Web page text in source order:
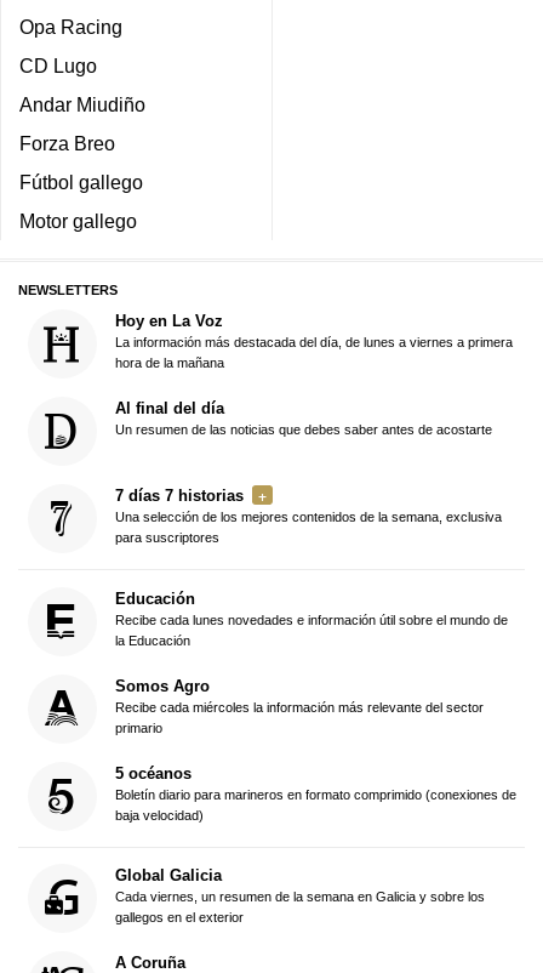
Opa Racing
CD Lugo
Andar Miudiño
Forza Breo
Fútbol gallego
Motor gallego
NEWSLETTERS
Hoy en La Voz
La información más destacada del día, de lunes a viernes a primera
hora de la mañana
Al final del día
Un resumen de las noticias que debes saber antes de acostarte
7 días 7 historias
Una selección de los mejores contenidos de la semana, exclusiva
para suscriptores
Educación
Recibe cada lunes novedades e información útil sobre el mundo de
la Educación
Somos Agro
Recibe cada miércoles la información más relevante del sector
primario
5 océanos
Boletín diario para marineros en formato comprimido (conexiones de
baja velocidad)
Global Galicia
Cada viernes, un resumen de la semana en Galicia y sobre los
gallegos en el exterior
A Coruña